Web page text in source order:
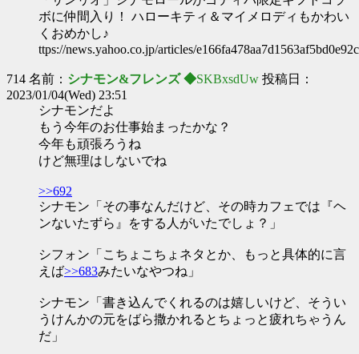
ボに仲間入り！ ハローキティ＆マイメロディもかわい
くおめかし♪
ttps://news.yahoo.co.jp/articles/
714 名前： シナモン&フレンズ ◆SKBxsdUw 投稿日：
2023/01/04(Wed) 23:51
シナモンだよ
もう今年のお仕事始まったかな？
今年も頑張ろうね
けど無理はしないでね
>>692
シナモン「その事なんだけど、その時カフェでは『ヘ
ンないたずら』をする人がいたでしょ？」
シフォン「こちょこちょネタとか、もっと具体的に言
えば>>683みたいなやつね」
シナモン「書き込んでくれるのは嬉しいけど、そうい
うけんかの元をばら撒かれるとちょっと疲れちゃうん
だ」